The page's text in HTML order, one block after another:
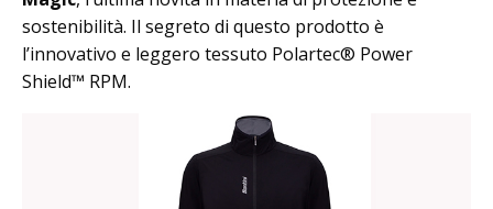
sostenibilità. Il segreto di questo prodotto è
l’innovativo e leggero tessuto Polartec® Power
Shield™ RPM.